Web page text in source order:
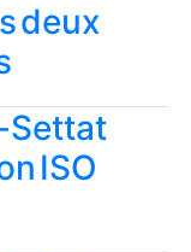
deux
Settat
ISO